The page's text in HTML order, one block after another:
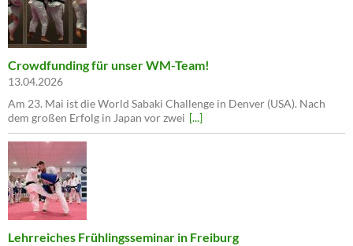
Crowdfunding für unser WM-Team!
13.04.2026
Am 23. Mai ist die World Sabaki Challenge in Denver (USA). Nach
dem großen Erfolg in Japan vor zwei [...]
Lehrreiches Frühlingsseminar in Freiburg